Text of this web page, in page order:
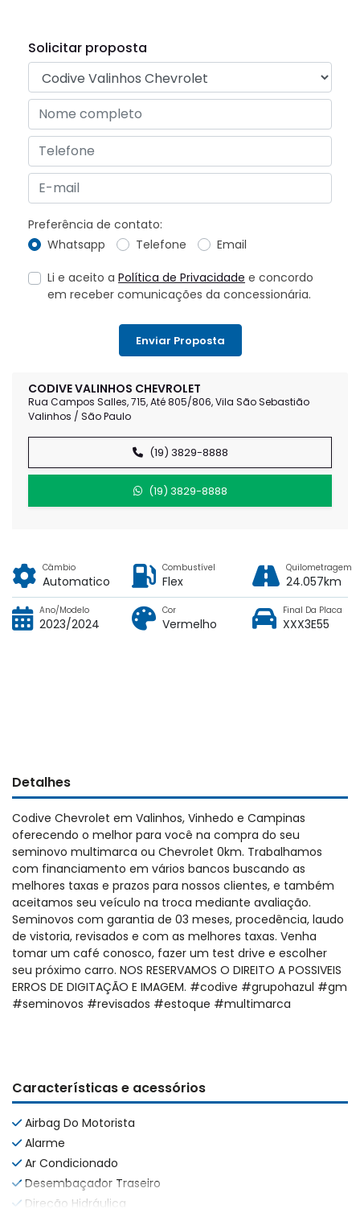
CODIVE VALINHOS CHEVROLET
Rua Campos Salles, 715, Até 805/806, Vila São Sebastião
Valinhos / São Paulo
(19) 3829-8888
(19) 3829-8888
Solicitar proposta
Preferência de contato:
Whatsapp
Telefone Email
Li e aceito a Política de Privacidade e concordo
em receber comunicações da concessionária.
Enviar Proposta
Câmbio
Automatico
Combustível
Flex
Quilometragem
24.057km
Ano/Modelo
2023/2024
Cor
Vermelho
Final Da Placa
XXX3E55
Detalhes
Codive Chevrolet em Valinhos, Vinhedo e Campinas
oferecendo o melhor para você na compra do seu
seminovo multimarca ou Chevrolet 0km. Trabalhamos
com financiamento em vários bancos buscando as
melhores taxas e prazos para nossos clientes, e também
aceitamos seu veículo na troca mediante avaliação.
Seminovos com garantia de 03 meses, procedência, laudo
de vistoria, revisados e com as melhores taxas. Venha
tomar um café conosco, fazer um test drive e escolher
seu próximo carro. NOS RESERVAMOS O DIREITO A POSSIVEIS
ERROS DE DIGITAÇÃO E IMAGEM. #codive #grupohazul #gm
#seminovos #revisados #estoque #multimarca
Características e acessórios
Airbag Do Motorista
Alarme
Ar Condicionado
Desembaçador Traseiro
Direção Hidráulica